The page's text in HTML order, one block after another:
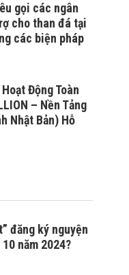
gọi các ngân
cho than đá tại
các biện pháp
Động Toàn
– Nền Tảng
Nhật Bản) Hỗ
đăng ký nguyện
năm 2024?